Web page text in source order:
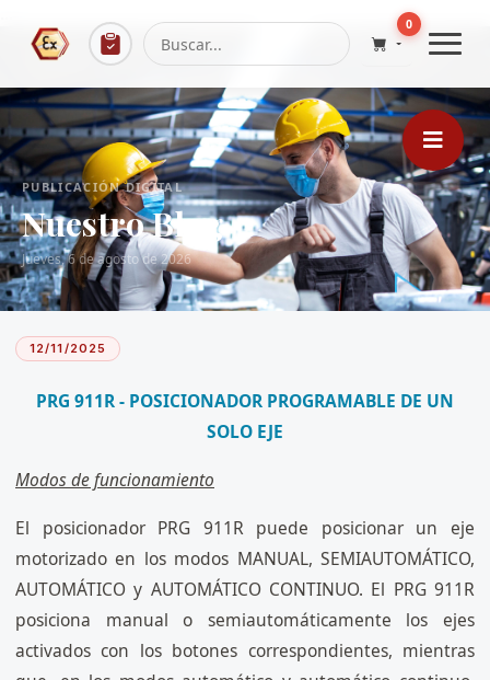
0
PUBLICACIÓN DIGITAL
Nuestro Blog
Jueves, 6 de agosto de 2026
12/11/2025
PRG 911R - POSICIONADOR PROGRAMABLE DE UN
SOLO EJE
Modos de funcionamiento
El posicionador PRG 911R puede posicionar un eje
motorizado en los modos MANUAL, SEMIAUTOMÁTICO,
AUTOMÁTICO y AUTOMÁTICO CONTINUO. El PRG 911R
posiciona manual o semiautomáticamente los ejes
activados con los botones correspondientes, mientras